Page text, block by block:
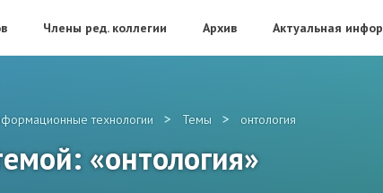
Члены ред. коллегии Архив Актуальная
технологии > Темы > онтология
«онтология»